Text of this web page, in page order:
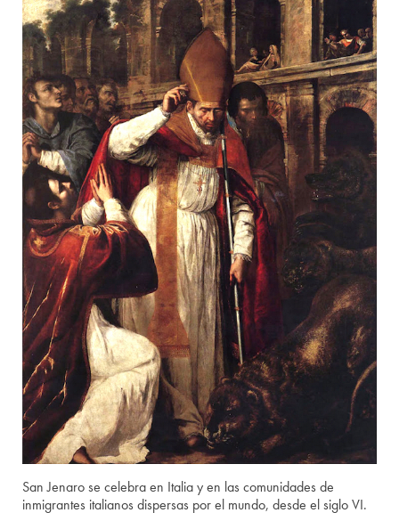
San Jenaro se celebra en Italia y en las comunidades de
inmigrantes italianos dispersas por el mundo, desde el siglo VI.